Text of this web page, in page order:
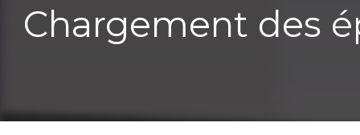
Chargement des